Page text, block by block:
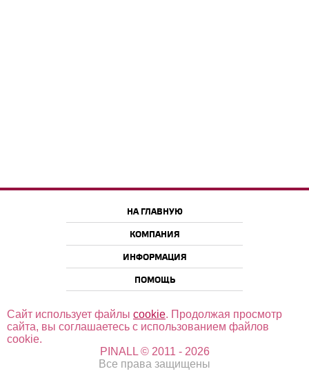
НА ГЛАВНУЮ
КОМПАНИЯ
ИНФОРМАЦИЯ
ПОМОЩЬ
Сайт использует файлы cookie. Продолжая просмотр
сайта, вы соглашаетесь с использованием файлов
cookie.
PINALL © 2011 - 2026
Все права защищены